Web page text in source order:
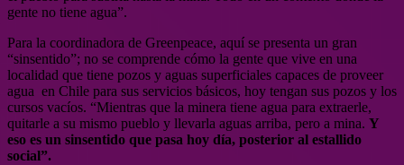
gente no tiene agua”.
Para la coordinadora de Greenpeace, aquí se presenta un gran
“sinsentido”; no se comprende cómo la gente que vive en una
localidad que tiene pozos y aguas superficiales capaces de proveer
agua en Chile para sus servicios básicos, hoy tengan sus pozos y los
cursos vacíos. “Mientras que la minera tiene agua para extraerle,
quitarle a su mismo pueblo y llevarla aguas arriba, pero a mina. Y
eso es un sinsentido que pasa hoy día, posterior al estallido
social”.